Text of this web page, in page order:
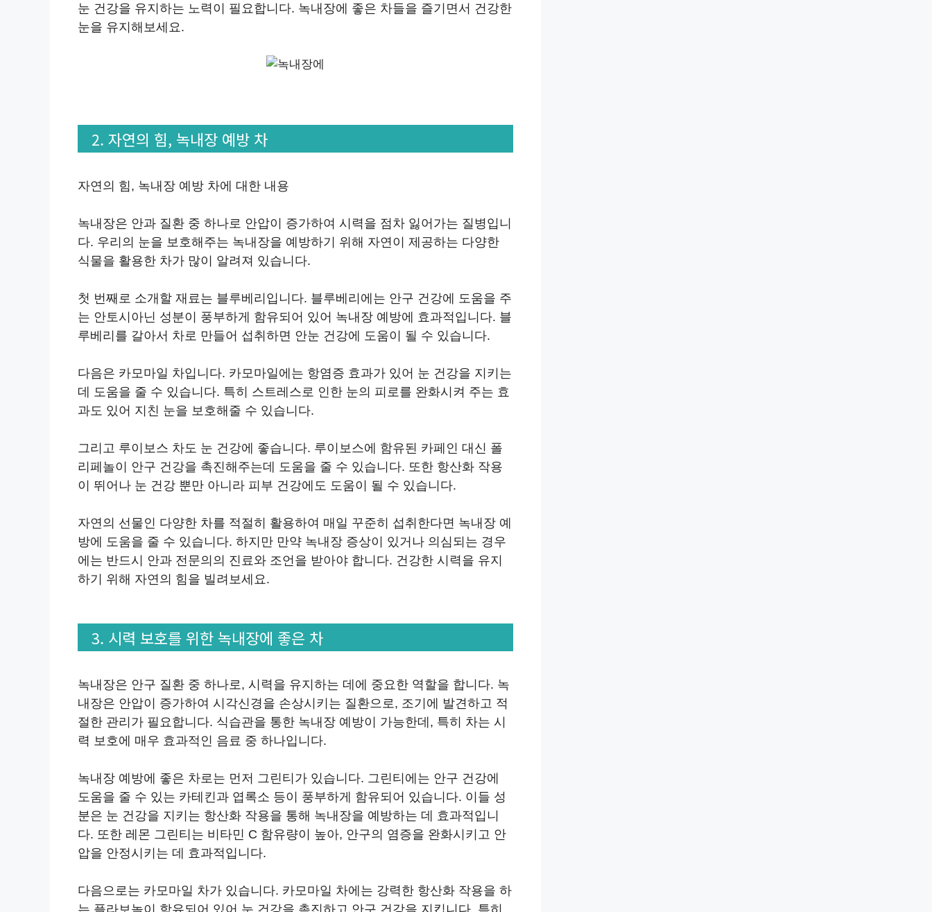
눈 건강을 유지하는 노력이 필요합니다. 녹내장에 좋은 차들을 즐기면서 건강한
눈을 유지해보세요.
2. 자연의 힘, 녹내장 예방 차
자연의 힘, 녹내장 예방 차에 대한 내용
녹내장은 안과 질환 중 하나로 안압이 증가하여 시력을 점차 잃어가는 질병입니
다. 우리의 눈을 보호해주는 녹내장을 예방하기 위해 자연이 제공하는 다양한
식물을 활용한 차가 많이 알려져 있습니다.
첫 번째로 소개할 재료는 블루베리입니다. 블루베리에는 안구 건강에 도움을 주
는 안토시아닌 성분이 풍부하게 함유되어 있어 녹내장 예방에 효과적입니다. 블
루베리를 갈아서 차로 만들어 섭취하면 안눈 건강에 도움이 될 수 있습니다.
다음은 카모마일 차입니다. 카모마일에는 항염증 효과가 있어 눈 건강을 지키는
데 도움을 줄 수 있습니다. 특히 스트레스로 인한 눈의 피로를 완화시켜 주는 효
과도 있어 지친 눈을 보호해줄 수 있습니다.
그리고 루이보스 차도 눈 건강에 좋습니다. 루이보스에 함유된 카페인 대신 폴
리페놀이 안구 건강을 촉진해주는데 도움을 줄 수 있습니다. 또한 항산화 작용
이 뛰어나 눈 건강 뿐만 아니라 피부 건강에도 도움이 될 수 있습니다.
자연의 선물인 다양한 차를 적절히 활용하여 매일 꾸준히 섭취한다면 녹내장 예
방에 도움을 줄 수 있습니다. 하지만 만약 녹내장 증상이 있거나 의심되는 경우
에는 반드시 안과 전문의의 진료와 조언을 받아야 합니다. 건강한 시력을 유지
하기 위해 자연의 힘을 빌려보세요.
3. 시력 보호를 위한 녹내장에 좋은 차
녹내장은 안구 질환 중 하나로, 시력을 유지하는 데에 중요한 역할을 합니다. 녹
내장은 안압이 증가하여 시각신경을 손상시키는 질환으로, 조기에 발견하고 적
절한 관리가 필요합니다. 식습관을 통한 녹내장 예방이 가능한데, 특히 차는 시
력 보호에 매우 효과적인 음료 중 하나입니다.
녹내장 예방에 좋은 차로는 먼저 그린티가 있습니다. 그린티에는 안구 건강에
도움을 줄 수 있는 카테킨과 엽록소 등이 풍부하게 함유되어 있습니다. 이들 성
분은 눈 건강을 지키는 항산화 작용을 통해 녹내장을 예방하는 데 효과적입니
다. 또한 레몬 그린티는 비타민 C 함유량이 높아, 안구의 염증을 완화시키고 안
압을 안정시키는 데 효과적입니다.
다음으로는 카모마일 차가 있습니다. 카모마일 차에는 강력한 항산화 작용을 하
는 플라보놀이 함유되어 있어 눈 건강을 촉진하고 안구 건강을 지킵니다. 특히